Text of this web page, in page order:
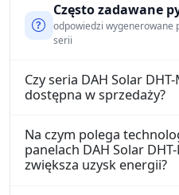
Często zadawane
odpowiedzi wygenerowane
serii
Czy seria DAH Solar
dostępna w sprzedaży?
Na czym polega
panelach DAH Solar
zwiększa uzysk energii?